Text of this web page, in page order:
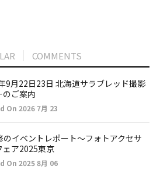
COMMENTS
9月22日23日 北海道サラブレッド撮影
のご案内
On 2026 7月 23
のイベントレポート～フォトアクセサ
ェア2025東京
On 2025 8月 06